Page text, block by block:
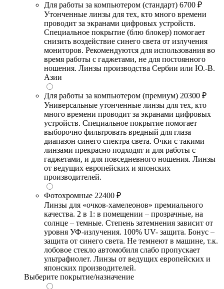
Для работы за компьютером (стандарт) 6700 ₽
Утонченные линзы для тех, кто много времени
проводит за экранами цифровых устройств.
Специальное покрытие (блю блокер) помогает
снизить воздействие синего света от излучения
мониторов. Рекомендуются для использования во
время работы с гаджетами, не для постоянного
ношения. Линзы производства Сербии или Ю.-В.
Азии
Для работы за компьютером (премиум) 20300 ₽
Универсальные утонченные линзы для тех, кто
много времени проводит за экранами цифровых
устройств. Специальное покрытие помогает
выборочно фильтровать вредный для глаза
диапазон синего спектра света. Очки с такими
линзами прекрасно подходят и для работы с
гаджетами, и для повседневного ношения. Линзы
от ведущих европейских и японских
производителей.
Фотохромные 22400 ₽
Линзы для «очков-хамелеонов» премиального
качества. 2 в 1: в помещении – прозрачные, на
солнце – темные. Степень затемнения зависит от
уровня УФ-излучения. 100% UV- защита. Бонус –
защита от синего света. Не темнеют в машине, т.к.
лобовое стекло автомобиля слабо пропускает
ультрафиолет. Линзы от ведущих европейских и
японских производителей.
Выберите покрытие/назначение